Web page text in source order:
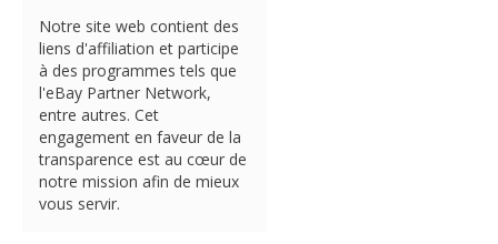
Notre site web contient des
liens d'affiliation et participe
à des programmes tels que
l'eBay Partner Network,
entre autres. Cet
engagement en faveur de la
transparence est au cœur de
notre mission afin de mieux
vous servir.